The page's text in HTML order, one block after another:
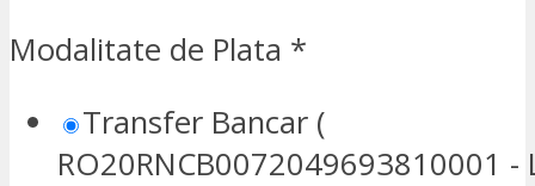
Modalitate de Plata *
Transfer Bancar (
RO20RNCB0072049693810001 -